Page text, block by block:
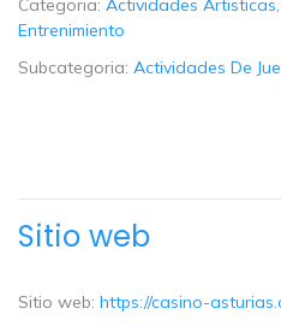
Categoria: Actividades
Entrenimiento
Subcategoria: Actividades De
Sitio web
Sitio web: https://casino-